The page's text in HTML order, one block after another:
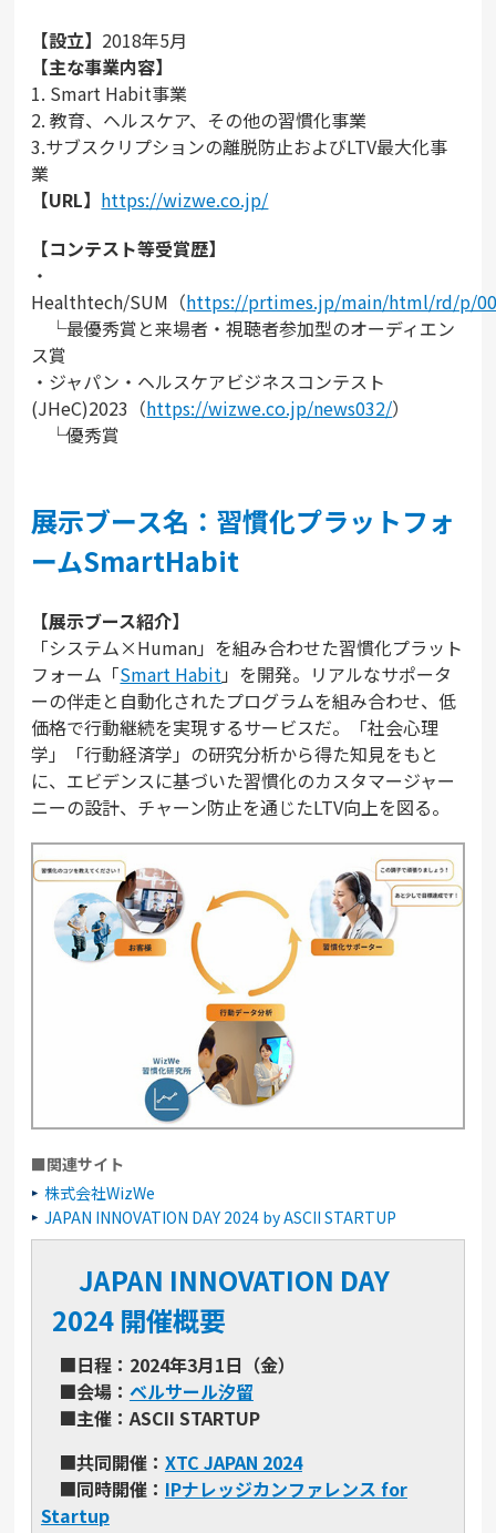
【設立】 2018年5月
【主な事業内容】
1. Smart Habit事業
2. 教育、ヘルスケア、その他の習慣化事業
3.サブスクリプションの離脱防止およびLTV最大化事
業
【URL】 https://wizwe.co.jp/
【コンテスト等受賞歴】
・
Healthtech/SUM（https://prtimes.jp/main/html/rd/p/
└最優秀賞と来場者・視聴者参加型のオーディエン
ス賞
・ジャパン・ヘルスケアビジネスコンテスト
(JHeC)2023（https://wizwe.co.jp/news032/）
└優秀賞
展示ブース名：習慣化プラットフォ
ームSmartHabit
【展示ブース紹介】
「システム×Human」を組み合わせた習慣化プラット
フォーム「Smart Habit 」を開発。リアルなサポータ
ーの伴走と自動化されたプログラムを組み合わせ、低
価格で行動継続を実現するサービスだ。「社会心理
学」「行動経済学」の研究分析から得た知見をもと
に、エビデンスに基づいた習慣化のカスタマージャー
ニーの設計、チャーン防止を通じたLTV向上を図る。
■関連サイト
株式会社WizWe
JAPAN INNOVATION DAY 2024 by ASCII STARTUP
JAPAN INNOVATION DAY
2024 開催概要
■日程：2024年3月1日（金）
■会場： ベルサール汐留
■主催：ASCII STARTUP
■共同開催： XTC JAPAN 2024
■同時開催： IPナレッジカンファレンス for
Startup